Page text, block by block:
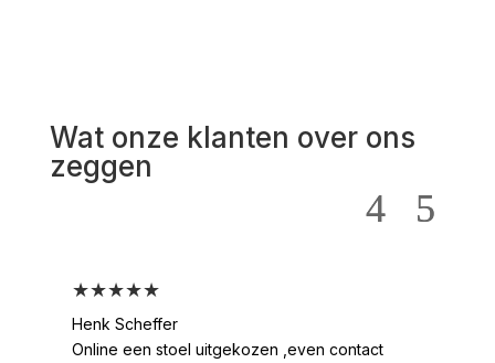
Wat onze klanten over ons
zeggen
★★★★★
Henk Scheffer
Online een stoel uitgekozen ,even contact